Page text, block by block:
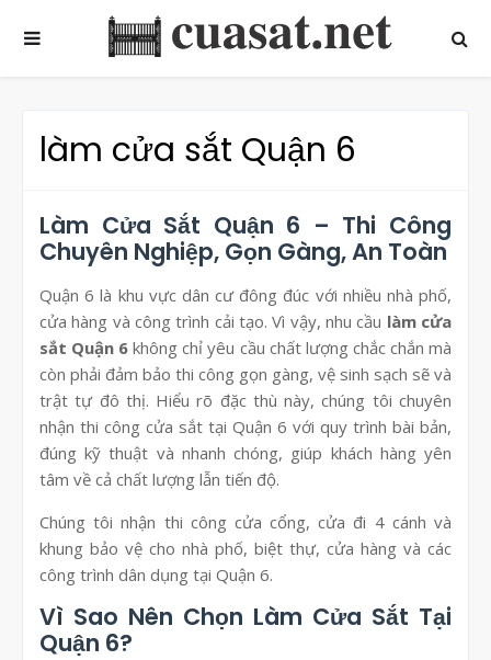
làm cửa sắt Quận 6
Làm Cửa Sắt Quận 6 – Thi Công
Chuyên Nghiệp, Gọn Gàng, An Toàn
Quận 6 là khu vực dân cư đông đúc với nhiều nhà phố,
cửa hàng và công trình cải tạo. Vì vậy, nhu cầu làm cửa
sắt Quận 6 không chỉ yêu cầu chất lượng chắc chắn mà
còn phải đảm bảo thi công gọn gàng, vệ sinh sạch sẽ và
trật tự đô thị. Hiểu rõ đặc thù này, chúng tôi chuyên
nhận thi công cửa sắt tại Quận 6 với quy trình bài bản,
đúng kỹ thuật và nhanh chóng, giúp khách hàng yên
tâm về cả chất lượng lẫn tiến độ.
Chúng tôi nhận thi công cửa cổng, cửa đi 4 cánh và
khung bảo vệ cho nhà phố, biệt thự, cửa hàng và các
công trình dân dụng tại Quận 6.
Vì Sao Nên Chọn Làm Cửa Sắt Tại
Quận 6?